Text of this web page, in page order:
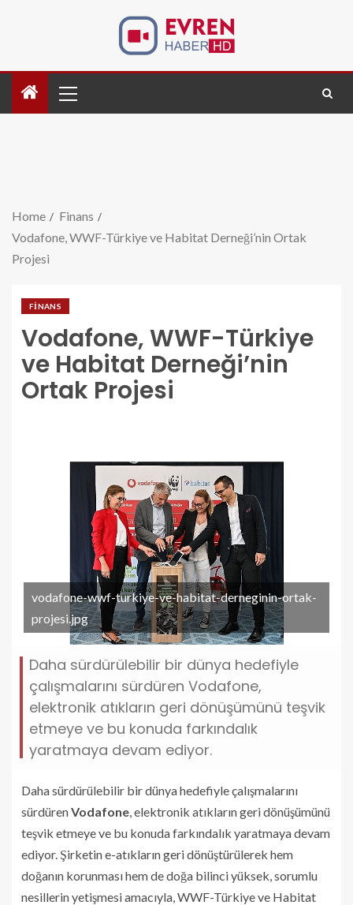
Home
Finans
Vodafone, WWF-Türkiye ve Habitat Derneği’nin Ortak
Projesi
FINANS
Vodafone, WWF-Türkiye
ve Habitat Derneği’nin
Ortak Projesi
vodafone-wwf-turkiye-ve-habitat-derneginin-ortak-
projesi.jpg
Daha sürdürülebilir bir dünya hedefiyle
çalışmalarını sürdüren Vodafone,
elektronik atıkların geri dönüşümünü teşvik
etmeye ve bu konuda farkındalık
yaratmaya devam ediyor.
Daha sürdürülebilir bir dünya hedefiyle çalışmalarını
sürdürenVodafone , elektronik atıkların geri dönüşümünü
teşvik etmeye ve bu konuda farkındalık yaratmaya devam
ediyor. Şirketin e-atıkların geri dönüştürülerek hem
doğanın korunması hem de doğa bilinci yüksek, sorumlu
nesillerin yetişmesi amacıyla, WWF-Türkiye ve Habitat